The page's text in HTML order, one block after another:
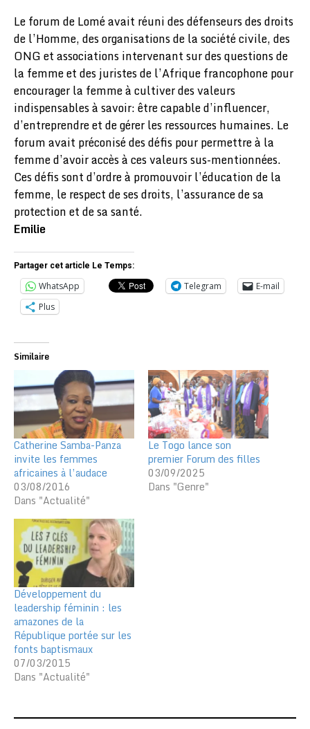
Le forum de Lomé avait réuni des défenseurs des droits
de l’Homme, des organisations de la société civile, des
ONG et associations intervenant sur des questions de
la femme et des juristes de l’Afrique francophone pour
encourager la femme à cultiver des valeurs
indispensables à savoir: être capable d’influencer,
d’entreprendre et de gérer les ressources humaines. Le
forum avait préconisé des défis pour permettre à la
femme d’avoir accès à ces valeurs sus-mentionnées.
Ces défis sont d’ordre à promouvoir l’éducation de la
femme, le respect de ses droits, l’assurance de sa
protection et de sa santé.
Emilie
Partager cet article Le Temps:
WhatsApp Telegram
E-mail
Plus
Similaire
Catherine Samba-Panza
invite les femmes
africaines à l’audace
03/08/2016
Dans "Actualité"
Le Togo lance son
premier Forum des filles
03/09/2025
Dans "Genre"
Développement du
leadership féminin : les
amazones de la
République portée sur les
fonts baptismaux
07/03/2015
Dans "Actualité"